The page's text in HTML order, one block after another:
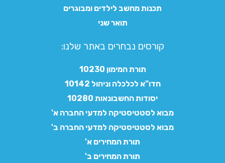
תכנות מחשב לילדים ומבוגרים
תואר שני
קורסים נבחרים באתר שלנו:​
תורת המימון 10230
חדו"א לכלכלה וניהול 10142
יסודות החשבונאות 10280
מבוא לסטטיסטיקה למדעי החברה א'
מבוא לסטטיסטיקה למדעי החברה ב'
תורת המחירים א'
תורת המחירים ב'